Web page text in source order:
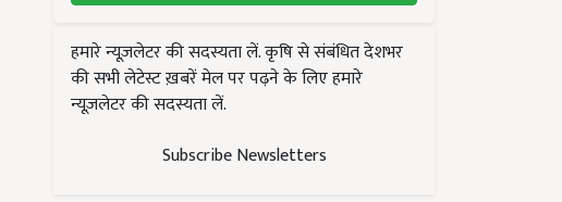
हमारे न्यूज़लेटर की सदस्यता लें. कृषि से संबंधित देशभर
की सभी लेटेस्ट ख़बरें मेल पर पढ़ने के लिए हमारे
न्यूज़लेटर की सदस्यता लें.
Subscribe Newsletters